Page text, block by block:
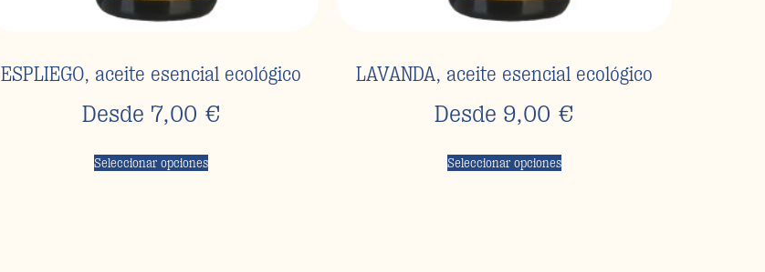
ESPLIEGO, aceite esencial ecológico
Desde 7,00 €
Seleccionar opciones
LAVANDA, aceite esencial ecológico
Desde 9,00 €
Seleccionar opciones